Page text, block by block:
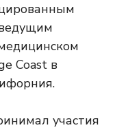
Coast в
участия